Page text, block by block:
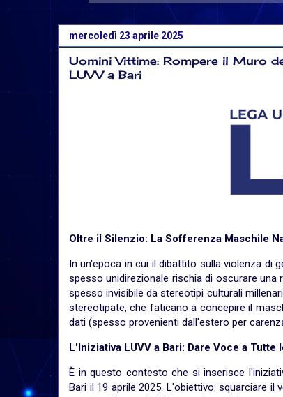
mercoledì 23 aprile 2025
Uomini Vittime: Rompere il Muro
LUVV a Bari
Oltre il Silenzio: La Sofferenza Maschile
In un'epoca in cui il dibattito sulla violenza di
spesso unidirezionale rischia di oscurare una
spesso invisibile da stereotipi culturali
stereotipate, che faticano a concepire il
dati (spesso provenienti dall'estero per
L'Iniziativa LUVV a Bari: Dare Voce a Tutte
È in questo contesto che si inserisce
Bari il 19 aprile 2025. L'obiettivo: squarciare